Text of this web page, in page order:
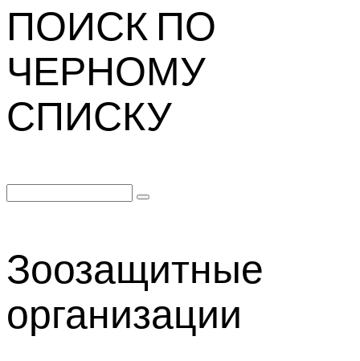
ПОИСК ПО
ЧЕРНОМУ
СПИСКУ
Search
Зоозащитные
организации